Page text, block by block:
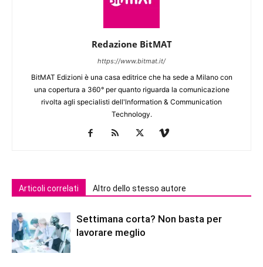
Redazione BitMAT
https://www.bitmat.it/
BitMAT Edizioni è una casa editrice che ha sede a Milano con
una copertura a 360° per quanto riguarda la comunicazione
rivolta agli specialisti dell'lnformation & Communication
Technology.
Articoli correlati Altro dello stesso autore
Settimana corta? Non basta per
lavorare meglio